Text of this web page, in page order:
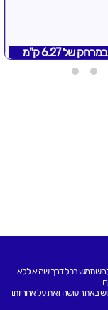
במרחק של6.27 ק"מ
להשתמש בכל דרך שהיא ללא
באתר עושה זאת על אחריותו